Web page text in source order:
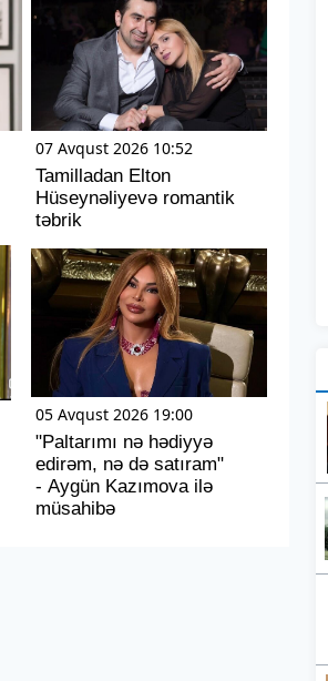
07 Avqust 2026 10:52
Tamilladan Elton
Hüseynəliyevə romantik
təbrik
05 Avqust 2026 19:00
"Paltarımı nə hədiyyə
edirəm, nə də satıram"
- Aygün Kazımova ilə
müsahibə